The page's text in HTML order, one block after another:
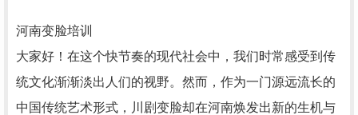
河南变脸培训
大家好！在这个快节奏的现代社会中，我们时常感受到传
统文化渐渐淡出人们的视野。然而，作为一门源远流长的
中国传统艺术形式，川剧变脸却在河南焕发出新的生机与